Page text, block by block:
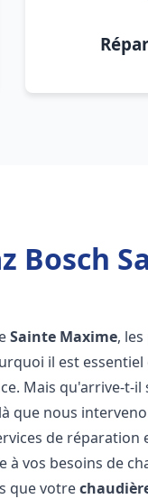
Bosch
Sainte Maxime,
il est
Mais qu'arrive-t-
que nous
de
à vos besoins de
que votre